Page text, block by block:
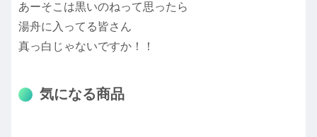
あーそこは黒いのねって思ったら
湯舟に入ってる皆さん
真っ白じゃないですか！！
気になる商品